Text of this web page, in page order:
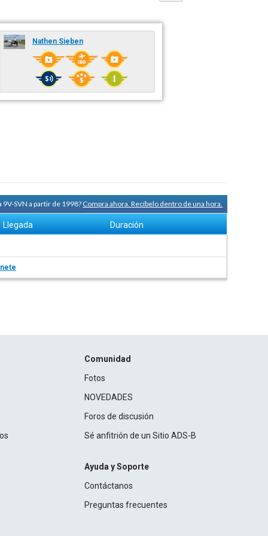
Nathen Sieben
SVN a partir de 1998?Compra ahora. Recíbelo dentro de una hora.
Llegada Duración
Comunidad
Fotos
NOVEDADES
Foros de discusión
Sé anfitrión de un Sitio ADS-B
Ayuda y Soporte
Contáctanos
Preguntas frecuentes